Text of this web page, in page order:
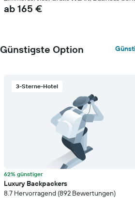
ab 165 €
Günstigste Option
3-Sterne-Hotel
62% günstiger
Luxury Backpackers
8.7 Hervorragend (892 Bewertungen)